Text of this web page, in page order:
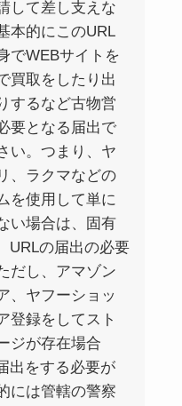
して差し支えな
本的にこのURL
でWEBサイトを
買取をしたり出
するなど古物営
要となる届出で
い。つまり、ヤ
、ラクマなどの
を使用して単に
い場合は、固有
URLの届出の必要
だし、アマゾン
、ヤフーショッ
登録をしてスト
ジが存在場合
出をする必要が
には管轄の警察